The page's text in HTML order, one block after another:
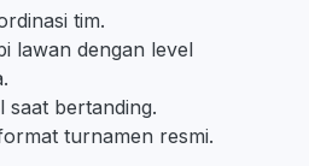
tim.
lawan dengan level
saat bertanding.
turnamen resmi.